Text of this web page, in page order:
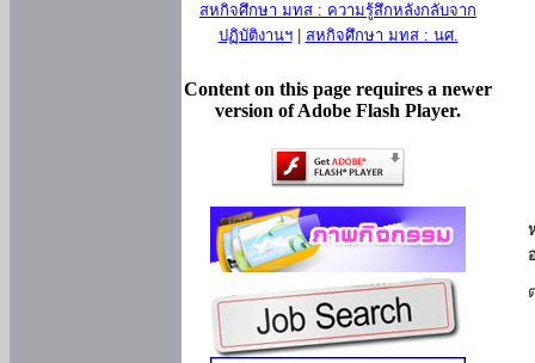
สหกิจศึกษา มทส : ความรู้สึกหลังกลับจาก
ปฏิบัติงานฯ| สหกิจศึกษา มทส : นศ.
Content on this page requires a newer
version of Adobe Flash Player.